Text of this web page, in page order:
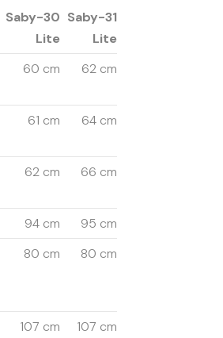
Saby-30
Lite
Saby-31
Lite
60 cm 62 cm
61 cm 64 cm
62 cm 66 cm
94 cm
95 cm
80 cm 80 cm
107 cm 107 cm